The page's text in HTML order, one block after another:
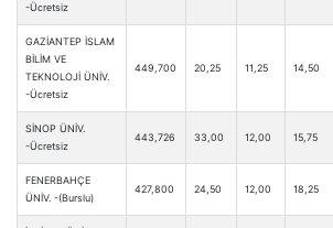
-Ücretsiz
GAZİANTEP İSLAM
BİLİM VE
TEKNOLOJİ ÜNİV.
-Ücretsiz
449,700 20,25 11,25 14,50
SİNOP ÜNİV.
-Ücretsiz
443,726 33,00 12,00 15,75
FENERBAHÇE
ÜNİV. -(Burslu)
427,800 24,50 12,00 18,25